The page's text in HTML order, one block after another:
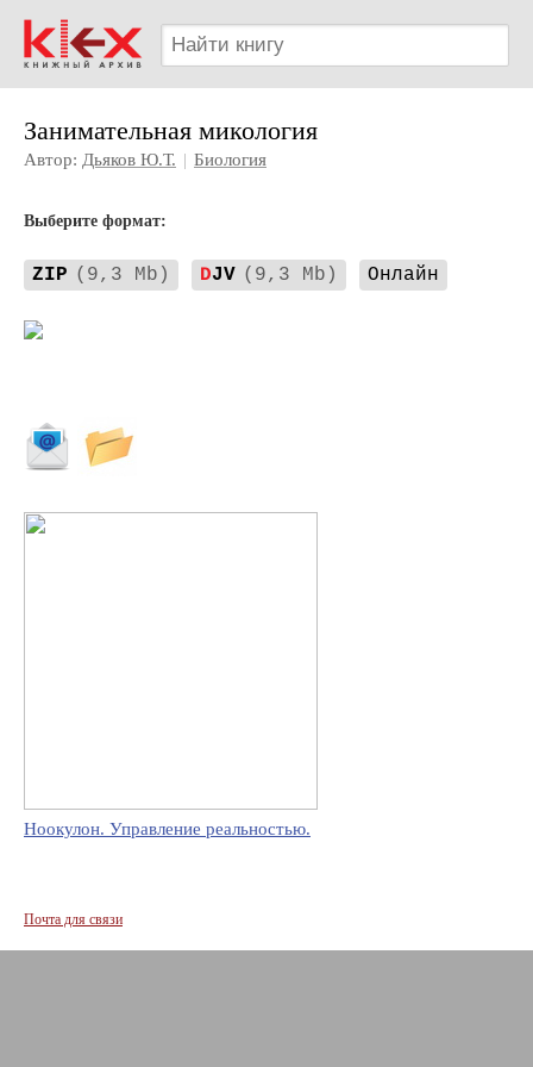
Занимательная микология
Автор: Дьяков Ю.Т. | Биология
Выберите формат:
ZIP (9,3 Mb) DJV (9,3 Mb) Онлайн
Ноокулон. Управление реальностью.
Почта для связи